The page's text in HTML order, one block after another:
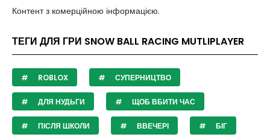
Контент з комерційною інформацією.
ТЕГИ ДЛЯ ГРИ SNOW BALL RACING MUTLIPLAYER
ROBLOX СУПЕРНИЦТВО
ДЛЯ НУДЬГИ ЩОБ ВБИТИ ЧАС
ПІСЛЯ ШКОЛИ ВВЕЧЕРІ БІГ